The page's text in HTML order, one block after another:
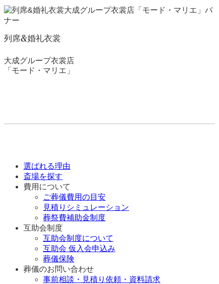
列席&婚礼衣裳
大成グループ衣裳店
「モード・マリエ」
選ばれる理由
斎場を探す
費用について
ご葬儀費用の目安
見積りシミュレーション
葬祭費補助金制度
互助会制度
互助会制度について
互助会 仮入会申込み
葬儀保険
葬儀のお問い合わせ
事前相談・見積り依頼・資料請求